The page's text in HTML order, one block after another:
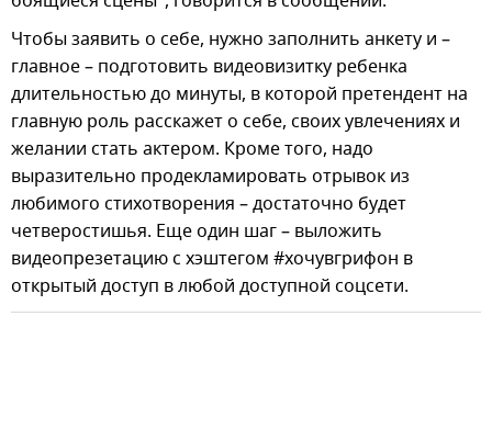
Чтобы заявить о себе, нужно заполнить анкету и –
главное – подготовить видеовизитку ребенка
длительностью до минуты, в которой претендент на
главную роль расскажет о себе, своих увлечениях и
желании стать актером. Кроме того, надо
выразительно продекламировать отрывок из
любимого стихотворения – достаточно будет
четверостишья. Еще один шаг – выложить
видеопрезетацию с хэштегом #хочувгрифон в
открытый доступ в любой доступной соцсети.